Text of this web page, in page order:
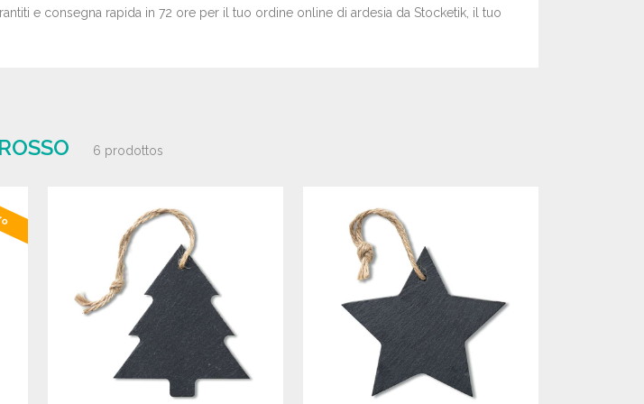
e consegna rapida in 72 ore per il tuo ordine online di ardesia da Stocketik, il tuo
6 prodottos